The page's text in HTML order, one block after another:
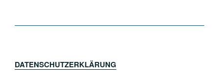
DATENSCHUTZERKLÄRUNG